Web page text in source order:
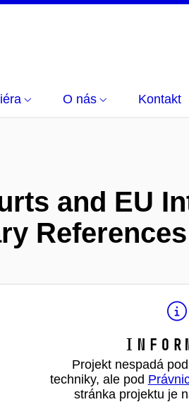
O nás Kontakt
and EU
References
Projekt nespadá
techniky, ale pod
stránka projektu je